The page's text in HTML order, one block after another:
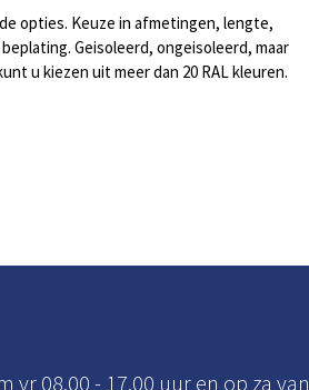
opties. Keuze in afmetingen, lengte,
Geisoleerd, ongeisoleerd, maar
u kiezen uit meer dan 20 RAL kleuren.
vr 08.00 - 17.00 uur en op za van